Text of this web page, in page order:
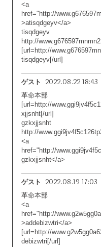
<a
href="http://
>atisqdgeyv</a>
tisqdgeyv
http://
[url=http://
tisqdgeyv[/url]
ゲスト 2022.08.22 18:43
革命本部
[url=http://
xjjsnht[/url]
gzkxjjsnht
http://
<a
href="http://
gzkxjjsnht</a>
ゲスト 2022.08.19 17:03
革命本部
<a
href="http://
>addebizwtri</a>
[url=http://
debizwtri[/url]